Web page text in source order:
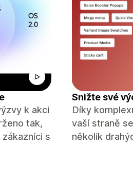
k akci
tak,
s
Snižte své
Díky
vaší straně
několik